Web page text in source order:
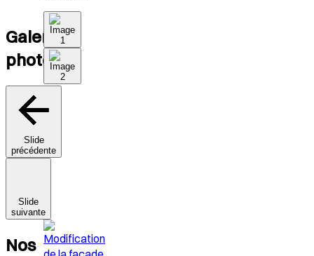
Galerie
photo
Slide
précédente
Slide
suivante
Nos